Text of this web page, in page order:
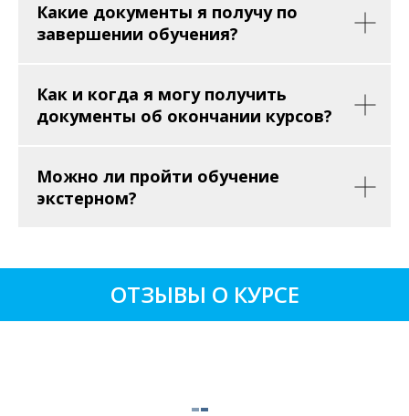
Какие документы я получу по
завершении обучения?
Как и когда я могу получить
документы об окончании курсов?
Можно ли пройти обучение
экстерном?
ОТЗЫВЫ О КУРСЕ